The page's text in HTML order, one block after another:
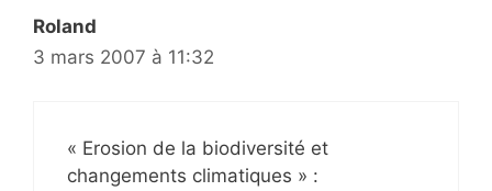
Roland
3 mars 2007 à 11:32
« Erosion de la biodiversité et
changements climatiques » :